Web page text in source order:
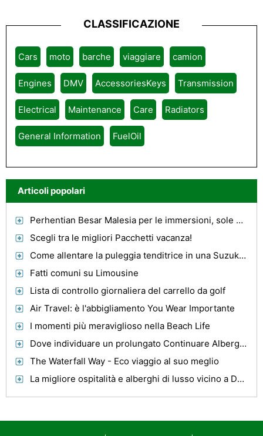
CLASSIFICAZIONE
Cars moto barche viaggiare camion
Engines DMV AccessoriesKeys Transmission
Electrical Maintenance Care Radiators
General Information FuelOil
Articoli popolari
Perhentian Besar Malesia per le immersioni, sole e foreste pluviali
Scegli tra le migliori Pacchetti vacanza!
Come allentare la puleggia tenditrice in una Suzuki Grand Vitara
Fatti comuni su Limousine
Lista di controllo giornaliera del carrello da golf
Air Travel: è l'abbigliamento You Wear Importante
I momenti più meraviglioso nella Beach Life
Dove individuare un prolungato Continuare Alberghi presente
The Waterfall Way - Eco viaggio al suo meglio
La migliore ospitalità e alberghi di lusso vicino a Delhi Airport